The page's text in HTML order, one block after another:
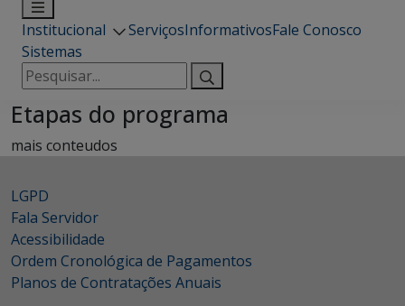
Institucional ServiçosInformativosFale Conosco
Sistemas
Pesquisar
por:
Etapas do programa
mais conteudos
LGPD
Fala Servidor
Acessibilidade
Ordem Cronológica de Pagamentos
Planos de Contratações Anuais